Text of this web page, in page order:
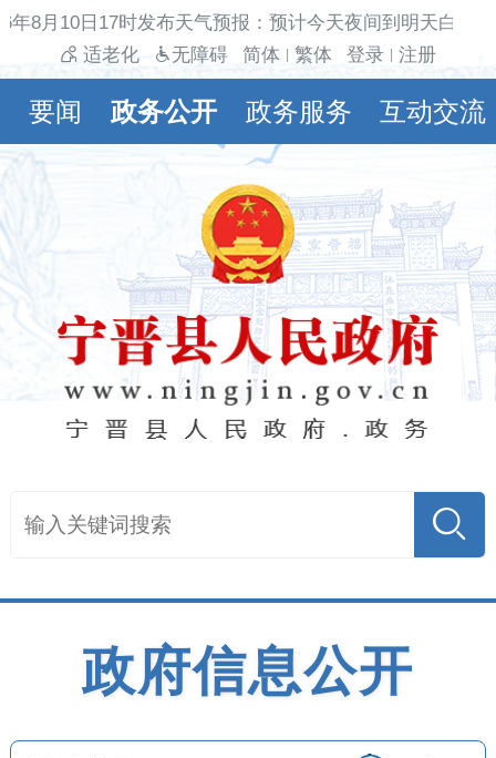
年8月10日17时发布天气预报：预计今天夜间到明天白
适老化
无障碍 简体 繁体 登录 注册
要闻 政务公开 政务服务 互动交流
政府信息公开